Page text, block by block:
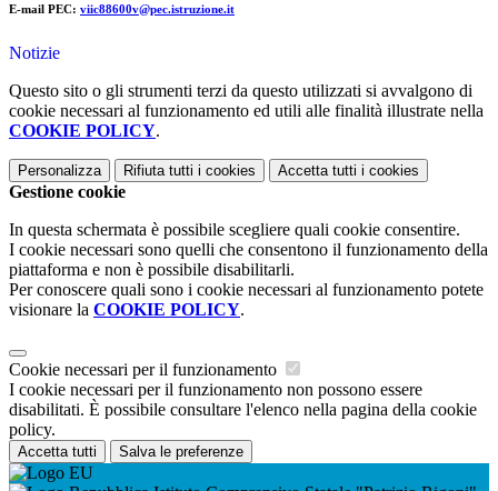
E-mail PEC: viic88600v@pec.istruzione.it
Notizie
Questo sito o gli strumenti terzi da questo utilizzati si avvalgono di
cookie necessari al funzionamento ed utili alle finalità illustrate nella
COOKIE POLICY.
Personalizza Rifiuta tutti i cookies Accetta tutti i cookies
Gestione cookie
In questa schermata è possibile scegliere quali cookie consentire.
I cookie necessari sono quelli che consentono il funzionamento della
piattaforma e non è possibile disabilitarli.
Per conoscere quali sono i cookie necessari al funzionamento potete
visionare la COOKIE POLICY.
Cookie necessari per il funzionamento
I cookie necessari per il funzionamento non possono essere
disabilitati. È possibile consultare l'elenco nella pagina della cookie
policy.
Accetta tutti Salva le preferenze